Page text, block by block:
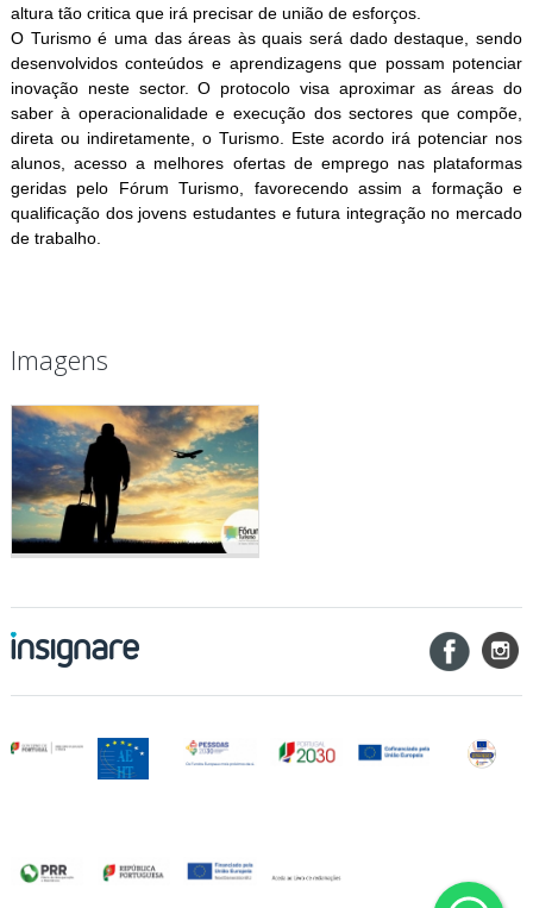
altura tão critica que irá precisar de união de esforços.
O Turismo é uma das áreas às quais será dado destaque, sendo
desenvolvidos conteúdos e aprendizagens que possam potenciar
inovação neste sector. O protocolo visa aproximar as áreas do
saber à operacionalidade e execução dos sectores que compõe,
direta ou indiretamente, o Turismo. Este acordo irá potenciar nos
alunos, acesso a melhores ofertas de emprego nas plataformas
geridas pelo Fórum Turismo, favorecendo assim a formação e
qualificação dos jovens estudantes e futura integração no mercado
de trabalho.
Imagens